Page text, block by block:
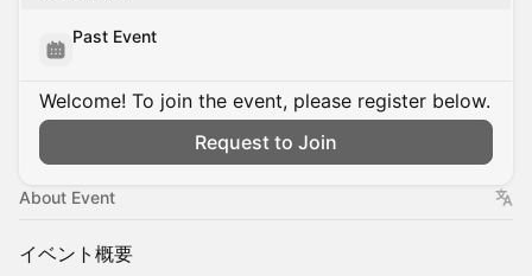
Past Event
Welcome! To join the event, please register below.
Request to Join
About Event
イベント概要